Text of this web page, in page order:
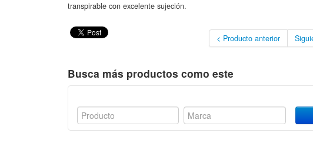
transpirable con excelente sujeción.
< Producto anterior
Busca más productos como este